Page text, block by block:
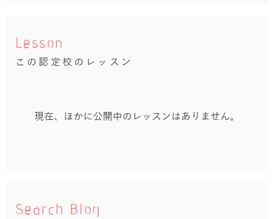
Lesson
この認定校のレッスン
現在、ほかに公開中のレッスンはありません。
Search Blog